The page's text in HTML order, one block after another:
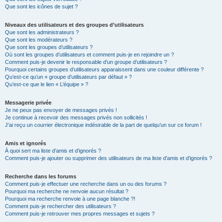
Que sont les icônes de sujet ?
Niveaux des utilisateurs et des groupes d’utilisateurs
Que sont les administrateurs ?
Que sont les modérateurs ?
Que sont les groupes d’utilisateurs ?
Où sont les groupes d’utilisateurs et comment puis-je en rejoindre un ?
Comment puis-je devenir le responsable d’un groupe d’utilisateurs ?
Pourquoi certains groupes d’utilisateurs apparaissent dans une couleur différente ?
Qu’est-ce qu’un « groupe d’utilisateurs par défaut » ?
Qu’est-ce que le lien « L’équipe » ?
Messagerie privée
Je ne peux pas envoyer de messages privés !
Je continue à recevoir des messages privés non sollicités !
J’ai reçu un courrier électronique indésirable de la part de quelqu’un sur ce forum !
Amis et ignorés
À quoi sert ma liste d’amis et d’ignorés ?
Comment puis-je ajouter ou supprimer des utilisateurs de ma liste d’amis et d’ignorés ?
Recherche dans les forums
Comment puis-je effectuer une recherche dans un ou des forums ?
Pourquoi ma recherche ne renvoie aucun résultat ?
Pourquoi ma recherche renvoie à une page blanche ?!
Comment puis-je rechercher des utilisateurs ?
Comment puis-je retrouver mes propres messages et sujets ?